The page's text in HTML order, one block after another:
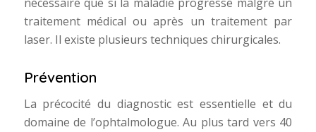
traitement médical ou après un traitement par
laser. Il existe plusieurs techniques chirurgicales.
Prévention
La précocité du diagnostic est essentielle et du
domaine de l’ophtalmologue. Au plus tard vers 40